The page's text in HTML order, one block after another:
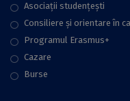
Asociații studențești
Consiliere şi orientare în
Programul Erasmus+
Cazare
Burse